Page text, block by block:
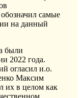
самые
на данный
были
2022 года.
огласил и.о.
Максим
их в целом как